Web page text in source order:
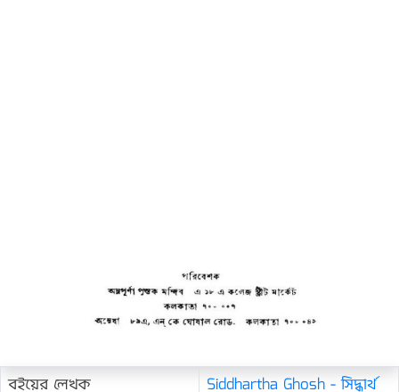
বইয়ের লেখক
Siddhartha Ghosh - সিদ্ধার্থ